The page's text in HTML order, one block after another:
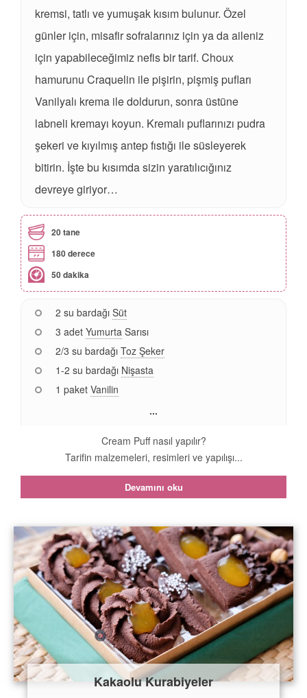
kremsi, tatlı ve yumuşak kısım bulunur. Özel
günler için, misafir sofralarınız için ya da aileniz
için yapabileceğimiz nefis bir tarif. Choux
hamurunu Craquelin ile pişirin, pişmiş pufları
Vanilyalı krema ile doldurun, sonra üstüne
labneli kremayı koyun. Kremalı puflarınızı pudra
şekeri ve kıyılmış antep fıstığı ile süsleyerek
bitirin. İşte bu kısımda sizin yaratılıcığınız
devreye giriyor…
20 tane
180 derece
50 dakika
2 su bardağı Süt
3 adet Yumurta Sarısı
2/3 su bardağı Toz Şeker
1-2 su bardağı Nişasta
1 paket Vanilin
...
Cream Puff nasıl yapılır?
Tarifin malzemeleri, resimleri ve yapılışı...
Devamını oku
Kakaolu Kurabiyeler